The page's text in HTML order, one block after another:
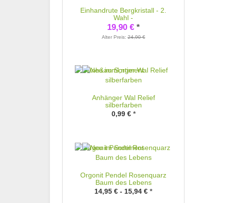
Einhandrute Bergkristall - 2.
Wahl -
19,90 € *
Alter Preis:24,90 €
Anhänger Wal Relief
silberfarben
0,99 € *
Orgonit Pendel Rosenquarz
Baum des Lebens
14,95 € - 15,94 € *